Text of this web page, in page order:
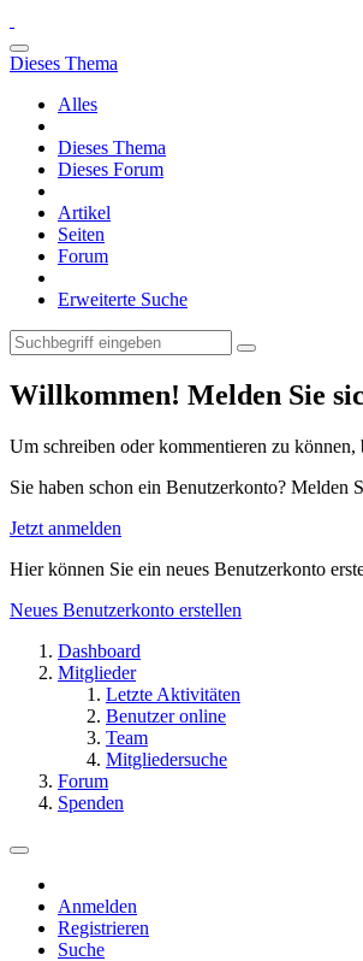
Dieses Thema
Alles
Dieses Thema
Dieses Forum
Artikel
Seiten
Forum
Erweiterte Suche
Willkommen! Melden Sie
Um schreiben oder kommentieren zu
Sie haben schon ein Benutzerkonto? Melden
Jetzt anmelden
Hier können Sie ein neues Benutzerkonto
Neues Benutzerkonto erstellen
Dashboard
Mitglieder
Letzte Aktivitäten
Benutzer online
Team
Mitgliedersuche
Forum
Spenden
Anmelden
Registrieren
Suche